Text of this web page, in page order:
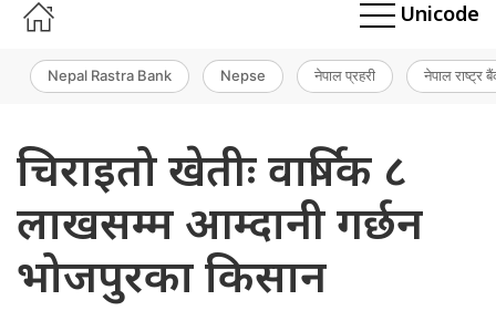
Unicode
Nepal Rastra Bank Nepse नेपाल प्रहरी नेपाल राष्ट्र
चिराइतो खेतीः वार्षिक ८
लाखसम्म आम्दानी गर्छन
भोजपुरका किसान